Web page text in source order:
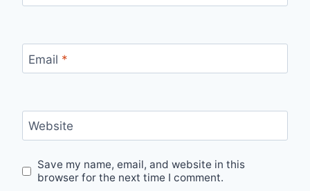
Email *
Website
Save my name, email, and website in this
browser for the next time I comment.